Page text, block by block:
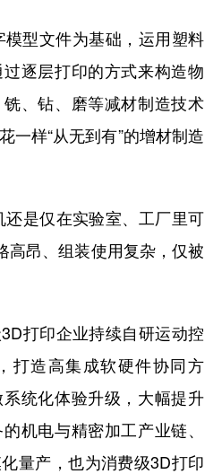
型文件为基础，运用塑料
逐层打印的方式来构造物
、钻、磨等减材制造技术
一样“从无到有”的增材制造
是仅在实验室、工厂里可
高昂、组装使用复杂，仅被
打印企业持续自研运动控
打造高集成软硬件协同方
统化体验升级，大幅提升
机电与精密加工产业链、
量产，也为消费级3D打印